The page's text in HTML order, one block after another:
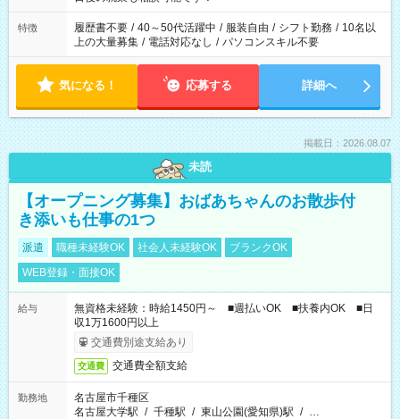
の勤務時間。 合計で週40時間を超える場合は応募できません。
特徴 履歴書不要 / 40～50代活躍中 / 服装自由 / シフト勤務 / 10名以
上の大量募集 / 電話対応なし / パソコンスキル不要
気になる！ 応募する 詳細へ
掲載日：2026.08.07
未読
【オープニング募集】おばあちゃんのお散歩付
き添いも仕事の1つ
派遣 職種未経験OK 社会人未経験OK
ブランクOK
WEB登録・面接OK
給与
無資格未経験：時給1450円～ ■週払いOK ■扶養内OK ■日
収1万1600円以上
交通費別途支給あり
交通費 交通費全額支給
勤務地
名古屋市千種区
名古屋大学駅 / 千種駅 / 東山公園(愛知県)駅 / …